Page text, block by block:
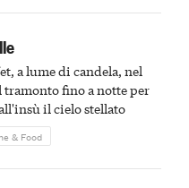
a lume di candela, nel
tramonto fino a notte per
il cielo stellato
& Food